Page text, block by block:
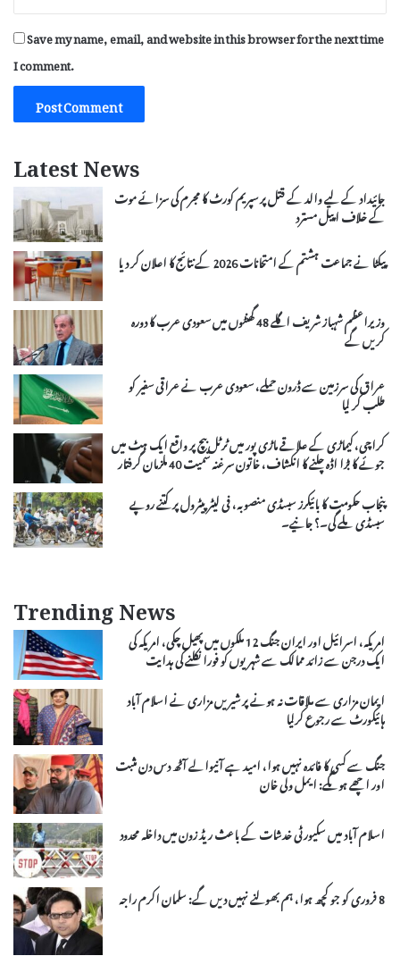
Save my name, email, and website in this browser for the next time
I comment.
Latest News
جائیداد کے لیے والد کے قتل پر سپریم کورٹ کا مجرم کی سزائے موت
کے خلاف اپیل مسترد
پیکٹا نے جماعت ہشتم کے امتحانات 2026 کے نتائج کا اعلان کر دیا
وزیراعظم شہباز شریف اگلے 48 گھنٹوں میں سعودی عرب کا دورہ
کریں گے
عراق کی سرزمین سے ڈرون حملے، سعودی عرب نے عراقی سفیر کو
طلب کر لیا
کراچی، کیماڑی کے علاقے ماڑی پور میں ٹرٹل بیچ پر واقع ایک ہٹ میں
جوئے کا بڑا اڈہ چلنے کا انکشاف، خاتون سرغنہ سمیت 40 ملزمان گرفتار
پنجاب حکومت کا بائیکرز سبسڈی منصوبہ، فی لیٹر پیٹرول پر کتنے روپے
سبسڈی ملے گی۔؟ جانیے۔
Trending News
امریکہ، اسرائیل اور ایران جنگ 12 ملکوں میں پھیل چکی، امریکہ کی
ایک درجن سے زائد ممالک سے شہریوں کو فورا نکلنے کی ہدایت
ایمان مزاری سے ملاقات نہ ہونے پر شیریں مزاری نے اسلام آباد
ہائیکورٹ سے رجوع کرلیا
جنگ سے کسی کا فائدہ نہیں ہوا، امید ہے آنیوالے آٹھ دس دن مثبت
اور اچھے ہوںگے: ایمل ولی خان
اسلام آباد میں سکیورٹی خدشات کے باعث ریڈ زون میں داخلہ محدود
8 فروری کو جو کچھ ہوا، ہم بھولنے نہیں دیں گے: سلمان اکرم راجہ